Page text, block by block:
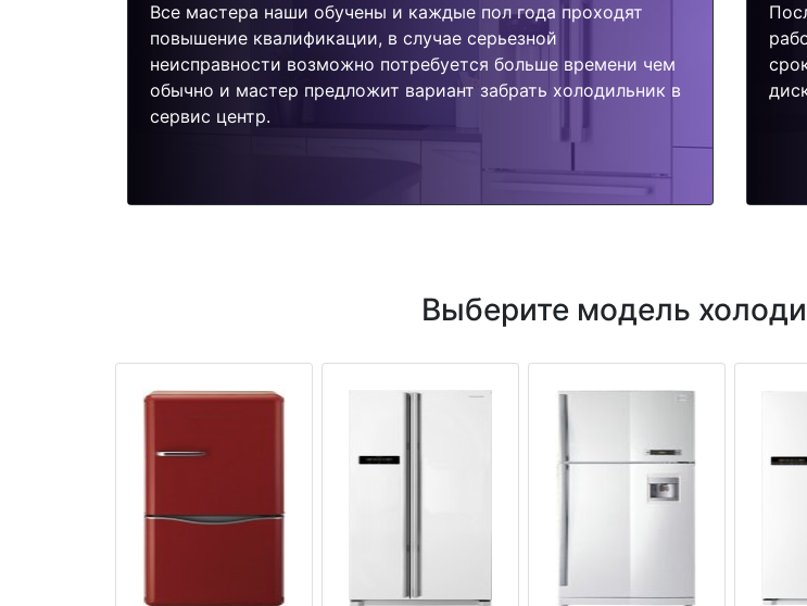
Все мастера наши обучены и каждые пол года проходят
повышение квалификации, в случае серьезной
неисправности возможно потребуется больше времени чем
обычно и мастер предложит вариант забрать холодильник в
сервис центр.
Выберите модель